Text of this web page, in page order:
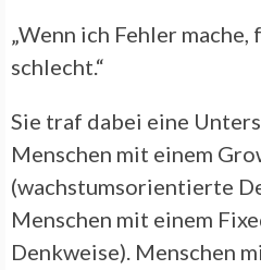
„Wenn ich Fehler mache,
schlecht.“
Sie traf dabei eine
Menschen mit einem
(wachstumsorientierte
Menschen mit einem
Denkweise). Menschen